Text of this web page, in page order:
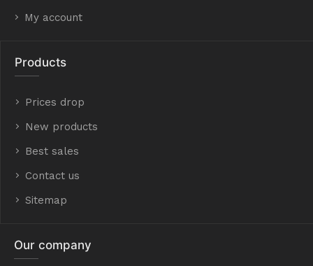
My account
Products
Prices drop
New products
Best sales
Contact us
Sitemap
Our company